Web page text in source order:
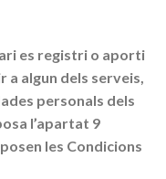
es registri o aporti
a algun dels serveis,
personals dels
l’apartat 9
les Condicions